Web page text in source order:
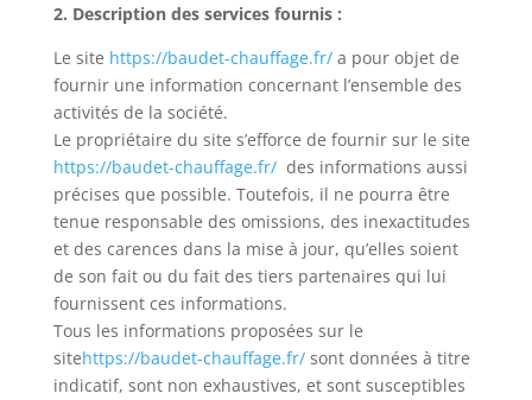
2. Description des services fournis :
Le site https://baudet-chauffage.fr/a pour objet de
fournir une information concernant l’ensemble des
activités de la société.
Le propriétaire du site s’efforce de fournir sur le site
https://baudet-chauffage.fr/ des informations aussi
précises que possible. Toutefois, il ne pourra être
tenue responsable des omissions, des inexactitudes
et des carences dans la mise à jour, qu’elles soient
de son fait ou du fait des tiers partenaires qui lui
fournissent ces informations.
Tous les informations proposées sur le
sitehttps://baudet-chauffage.fr/sont données à titre
indicatif, sont non exhaustives, et sont susceptibles